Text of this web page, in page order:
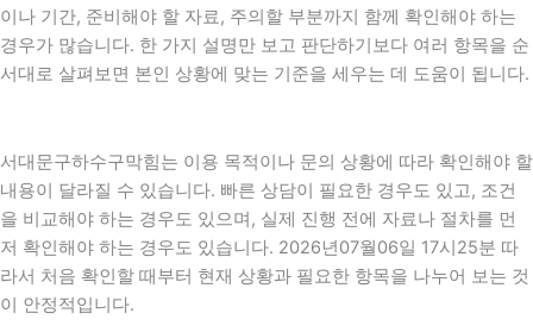
이나 기간, 준비해야 할 자료, 주의할 부분까지 함께 확인해야 하는
경우가 많습니다. 한 가지 설명만 보고 판단하기보다 여러 항목을 순
서대로 살펴보면 본인 상황에 맞는 기준을 세우는 데 도움이 됩니다.
서대문구하수구막힘는 이용 목적이나 문의 상황에 따라 확인해야 할
내용이 달라질 수 있습니다. 빠른 상담이 필요한 경우도 있고, 조건
을 비교해야 하는 경우도 있으며, 실제 진행 전에 자료나 절차를 먼
저 확인해야 하는 경우도 있습니다. 2026년07월06일 17시25분 따
라서 처음 확인할 때부터 현재 상황과 필요한 항목을 나누어 보는 것
이 안정적입니다.